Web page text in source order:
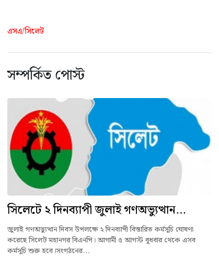
এসএ/সিলেট
সম্পর্কিত পোস্ট
সিলেটে ২ দিনব্যাপী জুলাই গণঅভ্যুত্থান...
জুলাই গণঅভ্যুত্থান দিবস উপলক্ষে ২ দিনব্যাপী বিস্তারিত কর্মসূচি ঘোষণা
করেছে সিলেট মহানগর বিএনপি। আগামী ৫ আগস্ট বুধবার থেকে এসব
কর্মসূচি শুরু হবে।সংগঠনের...